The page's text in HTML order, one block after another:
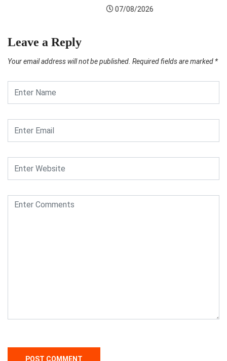
Leave a Reply
Your email address will not be published. Required fields are marked *